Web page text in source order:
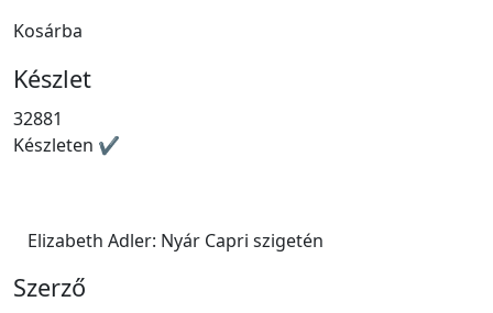
Kosárba
Készlet
32881
Készleten ✔
Elizabeth Adler: Nyár Capri szigetén
Szerző